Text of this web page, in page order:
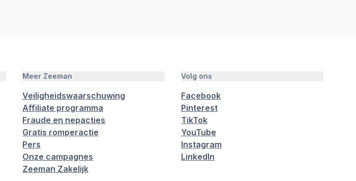
Meer Zeeman
Veiligheidswaarschuwing
Affiliate programma
Fraude en nepacties
Gratis romperactie
Pers
Onze campagnes
Zeeman Zakelijk
Volg ons
Facebook
Pinterest
TikTok
YouTube
Instagram
LinkedIn